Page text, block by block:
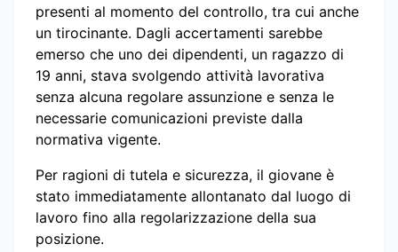
presenti al momento del controllo, tra cui anche
un tirocinante. Dagli accertamenti sarebbe
emerso che uno dei dipendenti, un ragazzo di
19 anni, stava svolgendo attività lavorativa
senza alcuna regolare assunzione e senza le
necessarie comunicazioni previste dalla
normativa vigente.
Per ragioni di tutela e sicurezza, il giovane è
stato immediatamente allontanato dal luogo di
lavoro fino alla regolarizzazione della sua
posizione.